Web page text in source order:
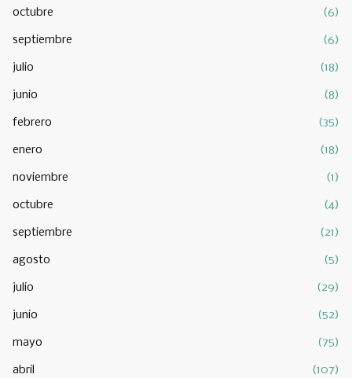
octubre (6)
septiembre (6)
julio (18)
junio (8)
febrero (35)
enero (18)
noviembre (1)
octubre (4)
septiembre (21)
agosto (5)
julio (29)
junio (52)
mayo (75)
abril (107)